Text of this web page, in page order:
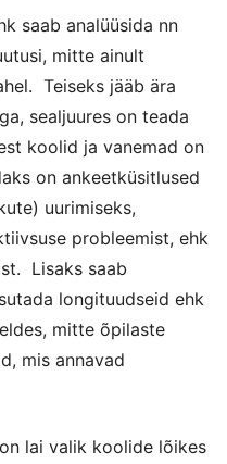
saab analüüsida nn
mitte ainult
Teiseks jääb ära
sealjuures on teada
koolid ja vanemad on
on ankeetküsitlused
uurimiseks,
probleemist, ehk
Lisaks saab
longituudseid ehk
mitte õpilaste
mis annavad
lai valik koolide lõikes